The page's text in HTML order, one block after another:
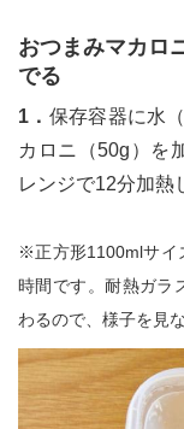
おつまみマカロ
でる
1． 保存容器に水
カロニ（50g）を
レンジで12分加熱
※正方形1100mlサイ
時間です。耐熱ガラ
わるので、様子を見